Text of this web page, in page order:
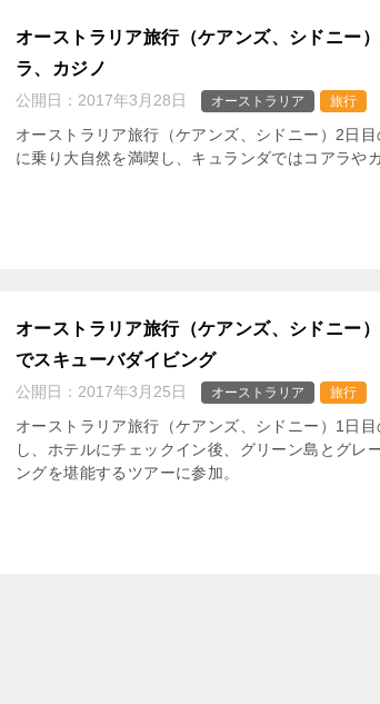
オーストラリア旅行（ケアンズ、シドニー
ラ、カジノ
公開日： 2017年3月28日 オーストラリア 旅行
オーストラリア旅行（ケアンズ、シドニー）2日
に乗り大自然を満喫し、キュランダではコアラや
オーストラリア旅行（ケアンズ、シドニー
でスキューバダイビング
公開日： 2017年3月25日 オーストラリア 旅行
オーストラリア旅行（ケアンズ、シドニー）1日
し、ホテルにチェックイン後、グリーン島とグレ
ングを堪能するツアーに参加。